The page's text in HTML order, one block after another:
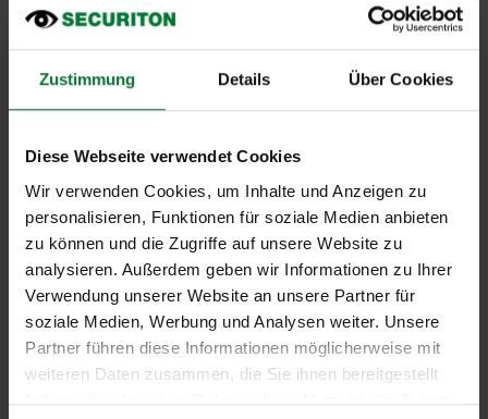
Zustimmung Details Über Cookies
Diese Webseite verwendet Cookies
Wir verwenden Cookies, um Inhalte und Anzeigen zu
personalisieren, Funktionen für soziale Medien anbieten
zu können und die Zugriffe auf unsere Website zu
analysieren. Außerdem geben wir Informationen zu Ihrer
Verwendung unserer Website an unsere Partner für
soziale Medien, Werbung und Analysen weiter. Unsere
Partner führen diese Informationen möglicherweise mit
weiteren Daten zusammen, die Sie ihnen bereitgestellt
haben oder die sie im Rahmen Ihrer Nutzung der Dienste
Wie würden Sie die Zusammenarbeit beschreiben?
zusammenarbeiten zu können, da ich alle Informationen, die ich
benötige, aus erster Hand bekomme. Die laufenden Projekte
gemeinsam Lösungen erarbeitet werden. Bisher konnte Securiton
alle Anwendungsfälle lösen - und das waren keine kleinen
Projekte.
Es ist sehr viel wert einen Dienstleister zu haben, der sowohl
Hersteller als auch Errichter ist.
Zum Referenzbericht